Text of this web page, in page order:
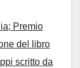
Premio
del libro
scritto da